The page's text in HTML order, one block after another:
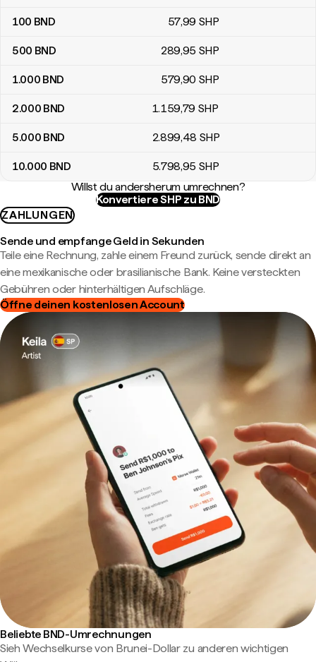
100 BND 57,99 SHP
500 BND 289,95 SHP
1.000 BND 579,90 SHP
2.000 BND 1.159,79 SHP
5.000 BND 2.899,48 SHP
10.000 BND 5.798,95 SHP
Willst du andersherum umrechnen?
Konvertiere SHP zu BND
ZAHLUNGEN
Sende und empfange Geld in Sekunden
Teile eine Rechnung, zahle einem Freund zurück, sende direkt an
eine mexikanische oder brasilianische Bank. Keine versteckten
Gebühren oder hinterhältigen Aufschläge.
Öffne deinen kostenlosen Account
Beliebte BND-Umrechnungen
Sieh Wechselkurse von Brunei-Dollar zu anderen wichtigen